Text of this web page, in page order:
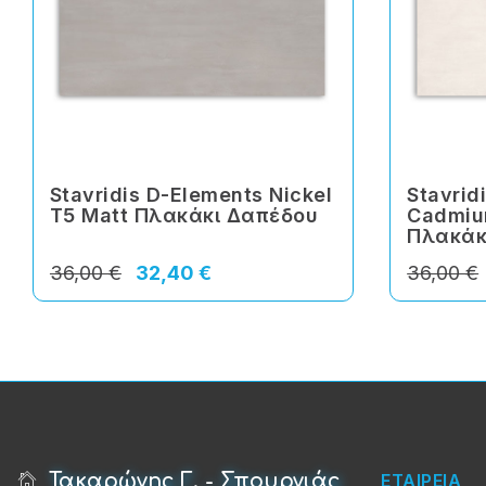
Stavridis D-Elements Nickel
T5 Matt Πλακάκι Δαπέδου
32,40 €
36,00 €
36,00 €
Τακαρώνης Γ. - Σπουρνιάς ΕΤΑΙΡΕΙΑ